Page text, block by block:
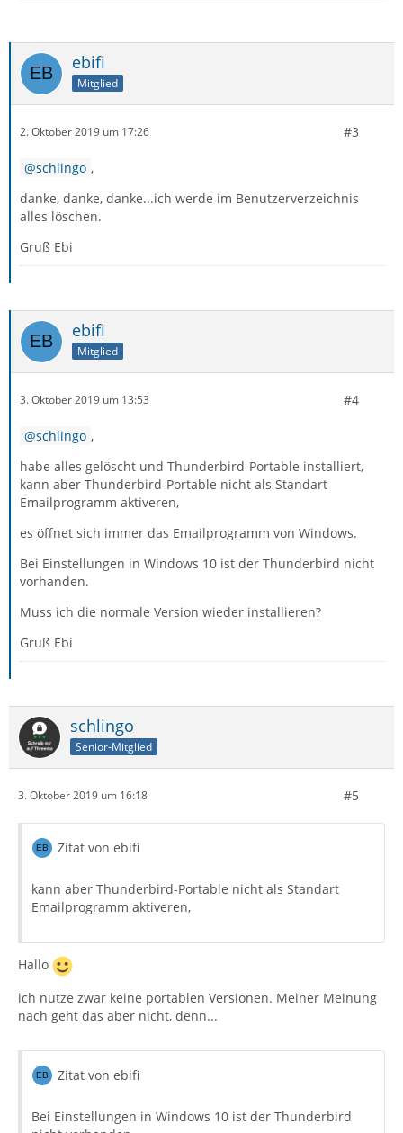
ebifi
Mitglied
2. Oktober 2019 um 17:26 #3
schlingo ,
danke, danke, danke...ich werde im Benutzerverzeichnis
alles löschen.
Gruß Ebi
ebifi
Mitglied
3. Oktober 2019 um 13:53 #4
schlingo ,
habe alles gelöscht und Thunderbird-Portable installiert,
kann aber Thunderbird-Portable nicht als Standart
Emailprogramm aktiveren,
es öffnet sich immer das Emailprogramm von Windows.
Bei Einstellungen in Windows 10 ist der Thunderbird nicht
vorhanden.
Muss ich die normale Version wieder installieren?
Gruß Ebi
schlingo
Senior-Mitglied
3. Oktober 2019 um 16:18 #5
Zitat von ebifi
kann aber Thunderbird-Portable nicht als Standart
Emailprogramm aktiveren,
Hallo
ich nutze zwar keine portablen Versionen. Meiner Meinung
nach geht das aber nicht, denn...
Zitat von ebifi
Bei Einstellungen in Windows 10 ist der Thunderbird